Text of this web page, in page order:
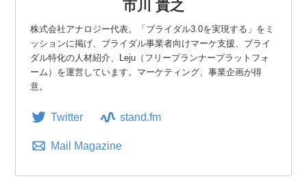
市川 貴之
株式会社アナロジー代表。「ブライダル3.0を実現する」をミ
ッションに掲げ、ブライダル事業者向けマーケ支援、ブライ
ダル特化の人材紹介、Leju（フリープランナープラットフォ
ーム）を運営しています。マーケティング、事業企画が得
意。
Twitter stand.fm
Mail Magazine